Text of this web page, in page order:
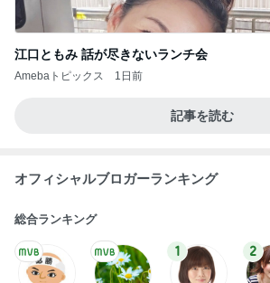
江口ともみ 話が尽きないランチ会
Amebaトピックス 1日前
記事を読む
オフィシャルブロガーランキング
総合ランキング
1 2